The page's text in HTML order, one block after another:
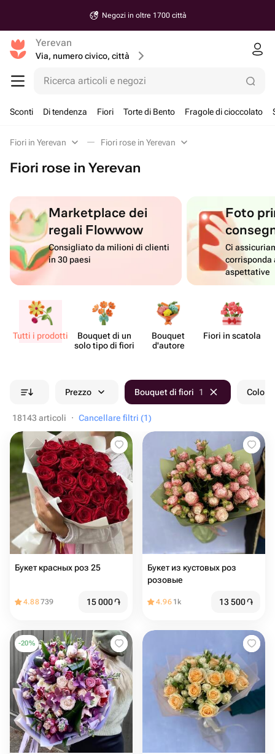
Negozi in oltre 1700 città
Yerevan
Via, numero civico, città
Ricerca articoli e negozi
Sconti Di tendenza Fiori Torte di Bento Fragole di cioccolato
Fiori in Yerevan Fiori rose in Yerevan
Fiori rose in Yerevan
Marketplace dei
regali Flowwow
Consigliato da milioni di clienti
in 30 paesi
Foto
Ci
corrisponda
aspettative
Tutti i prodotti
Bouquet di un
solo tipo di fiori
Bouquet
d'autore
Fiori in scatola
Prezzo Bouquet di fiori 1 Colore
18143 articoli · Cancellare filtri (1)
Букет красных роз 25
4.88739 15 000֏
Букет из кустовых роз
розовые
4.96 1k 13 500֏
-20%